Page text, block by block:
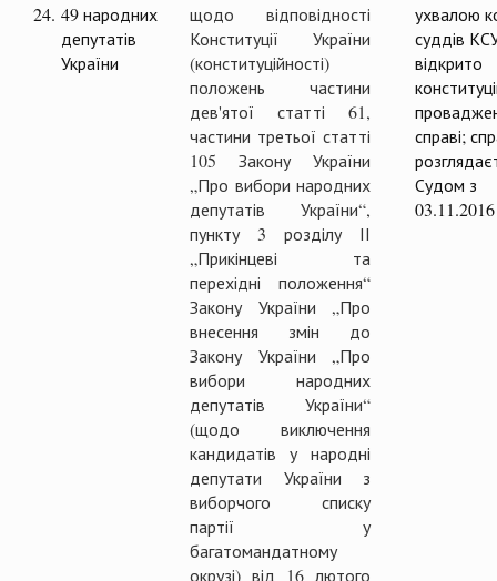
24. 49 народних
депутатів
України
щодо відповідності
Конституції України
(конституційності)
положень частини
дев'ятої статті 61,
частини третьої статті
105 Закону України
„Про вибори народних
депутатів України“,
пункту 3 розділу ІІ
„Прикінцеві та
перехідні положення“
Закону України „Про
внесення змін до
Закону України „Про
вибори народних
депутатів України“
(щодо виключення
кандидатів у народні
депутати України з
виборчого списку
партії у
багатомандатному
окрузі) від 16 лютого
ухвалою
суддів
відкрито
справі;
Судом з
03.11.2016